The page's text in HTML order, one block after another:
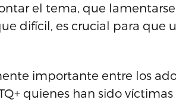
el tema, que
difícil, es crucial para que
importante entre los
quienes han sido